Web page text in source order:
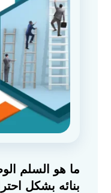
ما هو السلم
بنائه بشكل